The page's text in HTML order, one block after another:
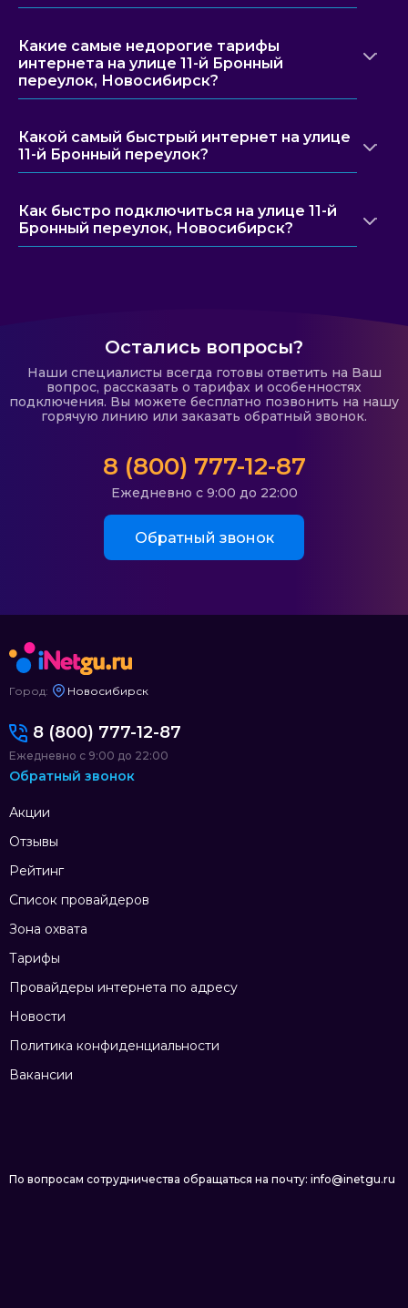
Какие самые недорогие тарифы
интернета на улице 11-й Бронный
переулок, Новосибирск?
Какой самый быстрый интернет на улице
11-й Бронный переулок?
Как быстро подключиться на улице 11-й
Бронный переулок, Новосибирск?
Остались вопросы?
Наши специалисты всегда готовы ответить на Ваш
вопрос, рассказать о тарифах и особенностях
подключения. Вы можете бесплатно позвонить на нашу
горячую линию или заказать обратный звонок.
8 (800) 777-12-87
Ежедневно с 9:00 до 22:00
Обратный звонок
Город: Новосибирск
Акции
Отзывы
Рейтинг
Список провайдеров
Зона охвата
Тарифы
Провайдеры интернета по адресу
Новости
Политика конфиденциальности
Вакансии
8 (800) 777-12-87
Ежедневно с 9:00 до 22:00
Обратный звонок
По вопросам сотрудничества обращаться на почту: info@inetgu.ru